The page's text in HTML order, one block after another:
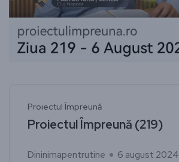
Proiectul Împreună
Proiectul Împreună (219)
Dininimapentrutine 6 august 2024